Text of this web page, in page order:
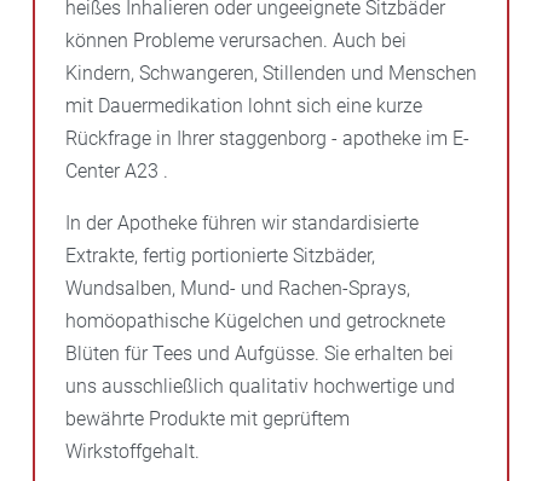
heißes Inhalieren oder ungeeignete Sitzbäder
können Probleme verursachen. Auch bei
Kindern, Schwangeren, Stillenden und Menschen
mit Dauermedikation lohnt sich eine kurze
Rückfrage in Ihrer staggenborg - apotheke im E-
Center A23 .
In der Apotheke führen wir standardisierte
Extrakte, fertig portionierte Sitzbäder,
Wundsalben, Mund- und Rachen-Sprays,
homöopathische Kügelchen und getrocknete
Blüten für Tees und Aufgüsse. Sie erhalten bei
uns ausschließlich qualitativ hochwertige und
bewährte Produkte mit geprüftem
Wirkstoffgehalt.